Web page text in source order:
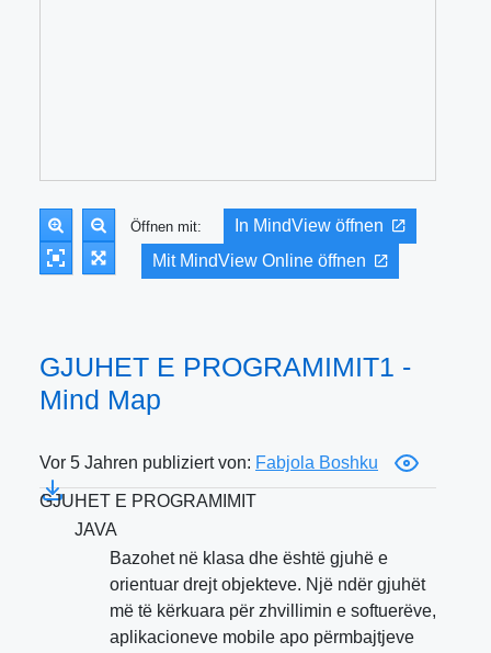
Öffnen mit:
In MindView öffnen
Mit MindView Online öffnen
GJUHET E PROGRAMIMIT1 -
Mind Map
Vor 5 Jahren publiziert von: Fabjola Boshku
GJUHET E PROGRAMIMIT
JAVA
Bazohet në klasa dhe është gjuhë e
orientuar drejt objekteve. Një ndër gjuhët
më të kërkuara për zhvillimin e softuerëve,
aplikacioneve mobile apo përmbajtjeve